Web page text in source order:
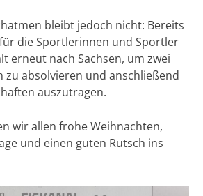
bleibt jedoch nicht: Bereits
die Sportlerinnen und Sportler
erneut nach Sachsen, um zwei
zu absolvieren und anschließend
auszutragen.
wir allen frohe Weihnachten,
und einen guten Rutsch ins